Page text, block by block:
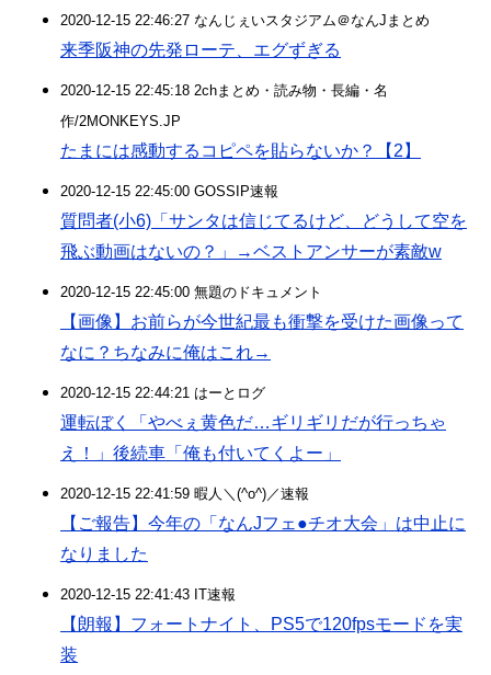
2020-12-15 22:46:27 なんじぇいスタジアム＠なんJまとめ
来季阪神の先発ローテ、エグずぎる
2020-12-15 22:45:18 2chまとめ・読み物・長編・名
作/2MONKEYS.JP
たまには感動するコピペを貼らないか？【2】
2020-12-15 22:45:00 GOSSIP速報
質問者(小6)「サンタは信じてるけど、どうして空を
飛ぶ動画はないの？」→ベストアンサーが素敵w
2020-12-15 22:45:00 無題のドキュメント
【画像】お前らが今世紀最も衝撃を受けた画像って
なに？ちなみに俺はこれ→
2020-12-15 22:44:21 はーとログ
運転ぼく「やべぇ黄色だ…ギリギリだが行っちゃ
え！」後続車「俺も付いてくよー」
2020-12-15 22:41:59 暇人＼(^o^)／速報
【ご報告】今年の「なんJフェ●チオ大会」は中止に
なりました
2020-12-15 22:41:43 IT速報
【朗報】フォートナイト、PS5で120fpsモードを実
装